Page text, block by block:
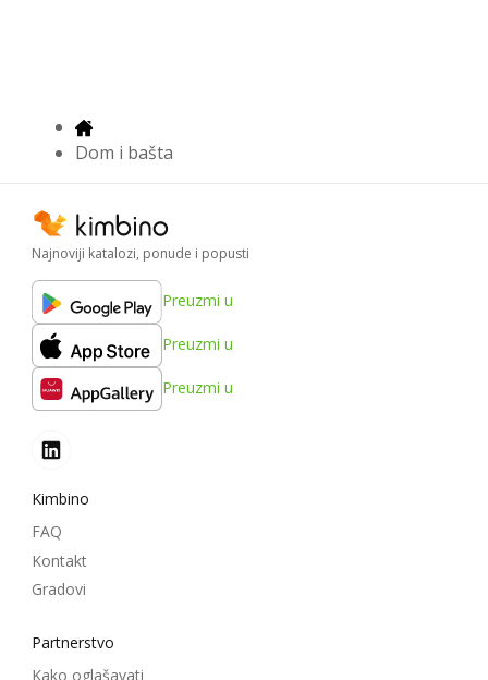
Dom i bašta
Najnoviji katalozi, ponude i popusti
Preuzmi u
Preuzmi u
Preuzmi u
Kimbino
FAQ
Kontakt
Gradovi
Partnerstvo
Kako oglašavati